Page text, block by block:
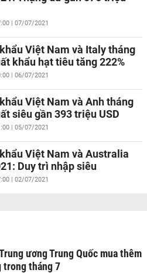
| 07/07/2021
Việt Nam và Italy tháng
khẩu hạt tiêu tăng 222%
| 06/07/2021
Việt Nam và Anh tháng
siêu gần 393 triệu USD
| 05/07/2021
Việt Nam và Australia
Duy trì nhập siêu
| 02/07/2021
ương Trung Quốc mua thêm
trong tháng 7